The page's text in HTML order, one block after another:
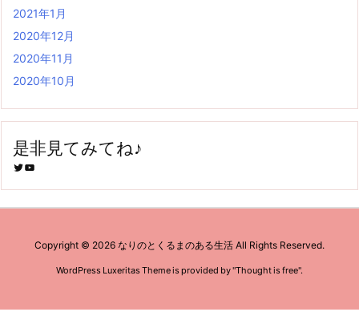
2021年1月
2020年12月
2020年11月
2020年10月
是非見てみてね♪
Twitter YouTube
Copyright © 2026 なりのとくるまのある生活 All Rights Reserved.
WordPress Luxeritas Theme is provided by "Thought is free".